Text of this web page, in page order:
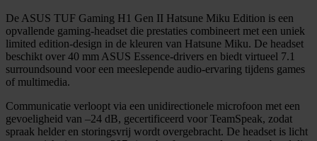
De ASUS TUF Gaming H1 Gen II Hatsune Miku Edition is een
opvallende gaming-headset die prestaties combineert met een uniek
limited edition-design in de kleuren van Hatsune Miku. De headset
beschikt over 40 mm ASUS Essence-drivers en biedt virtueel 7.1
surroundsound voor een meeslepende audio-ervaring tijdens games
of multimedia.
Communicatie verloopt via een unidirectionele microfoon met een
gevoeligheid van –24 dB, gecertificeerd voor TeamSpeak, zodat
spraak helder en storingsvrij wordt overgebracht. De headset is licht